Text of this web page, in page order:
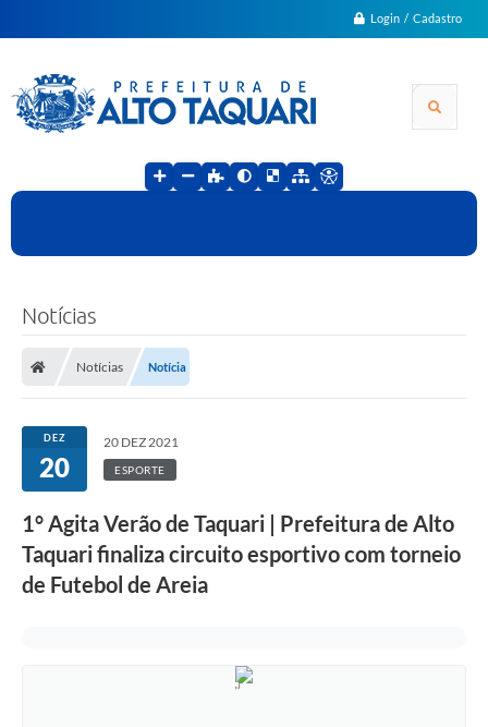
Login / Cadastro
Notícias
Notícias Notícia
DEZ
20
20 DEZ 2021
ESPORTE
1° Agita Verão de Taquari | Prefeitura de Alto
Taquari finaliza circuito esportivo com torneio
de Futebol de Areia